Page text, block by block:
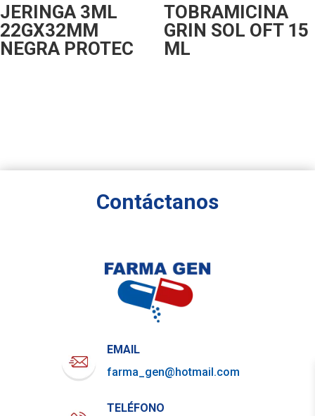
JERINGA 3ML
22GX32MM
NEGRA PROTEC
TOBRAMICINA
GRIN SOL OFT 15
ML
Contáctanos
EMAIL
farma_gen@hotmail.com
TELÉFONO